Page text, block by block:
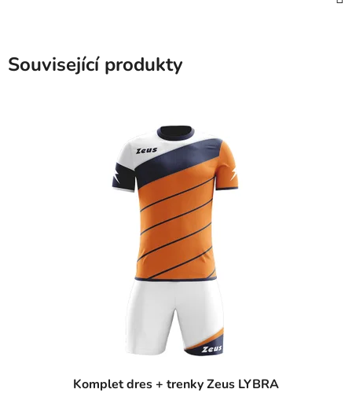
Související produkty
Komplet dres + trenky Zeus LYBRA